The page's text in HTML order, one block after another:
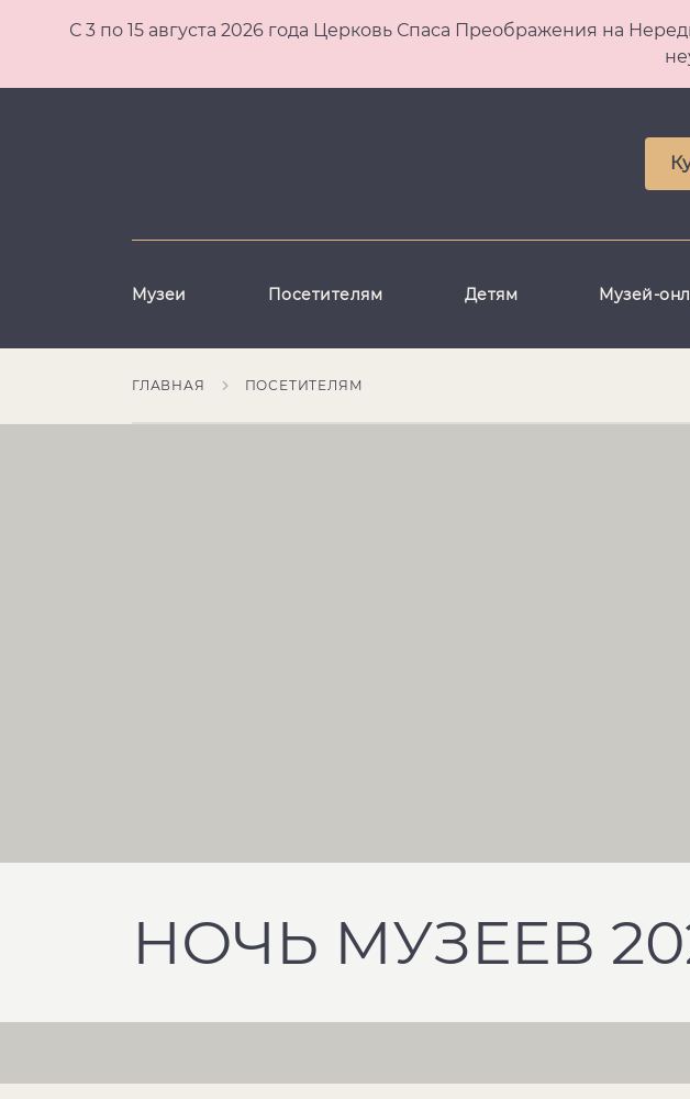
С 3 по 15 августа 2026 года Церковь Спаса Преображения на
Музеи Посетителям Детям Музей-
ГЛАВНАЯ ПОСЕТИТЕЛЯМ
НОЧЬ МУЗЕЕВ